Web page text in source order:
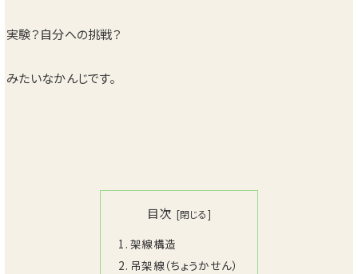
実験？自分への挑戦？
みたいなかんじです。
目次
架線構造
吊架線（ちょうかせん）